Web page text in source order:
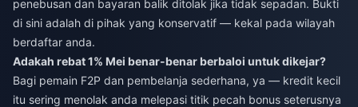
penebusan dan bayaran balik ditolak jika tidak sepadan. Bukti
di sini adalah di pihak yang konservatif — kekal pada wilayah
berdaftar anda.
Adakah rebat 1% Mei benar-benar berbaloi untuk dikejar?
Bagi pemain F2P dan pembelanja sederhana, ya — kredit kecil
itu sering menolak anda melepasi titik pecah bonus seterusnya